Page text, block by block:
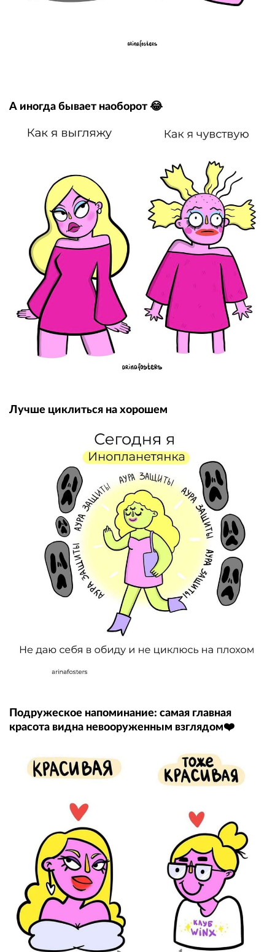
А иногда бывает наоборот 😂
Лучше циклиться на хорошем
Подружеское напоминание: самая главная
красота видна невооруженным взглядом❤️